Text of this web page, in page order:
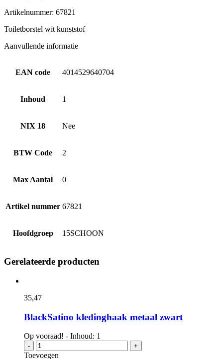
Artikelnummer: 67821
Toiletborstel wit kunststof
Aanvullende informatie
EAN code 4014529640704
Inhoud 1
NIX 18 Nee
BTW Code 2
Max Aantal 0
Artikel nummer 67821
Hoofdgroep 15SCHOON
Gerelateerde producten
35,47
BlackSatino kledinghaak metaal zwart
Op vooraad! - Inhoud: 1
-
BlackSatino
kledinghaak
+
Toevoegen